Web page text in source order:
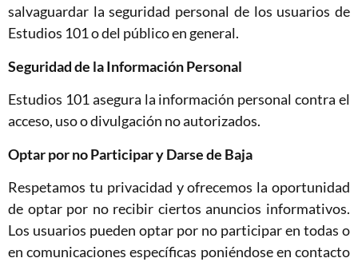
salvaguardar la seguridad personal de los usuarios de
Estudios 101 o del público en general.
Seguridad de la Información Personal
Estudios 101 asegura la información personal contra el
acceso, uso o divulgación no autorizados.
Optar por no Participar y Darse de Baja
Respetamos tu privacidad y ofrecemos la oportunidad
de optar por no recibir ciertos anuncios informativos.
Los usuarios pueden optar por no participar en todas o
en comunicaciones específicas poniéndose en contacto